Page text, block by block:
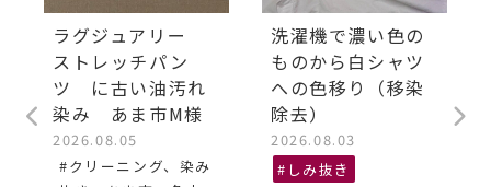
ラグジュアリー
ストレッチパン
ツ に古い油汚れ
染み あま市M様
2026.08.05
#クリーニング、染み
洗濯機で濃い色の
ものから白シャツ
への色移り（移染
除去）
2026.08.03
#しみ抜き